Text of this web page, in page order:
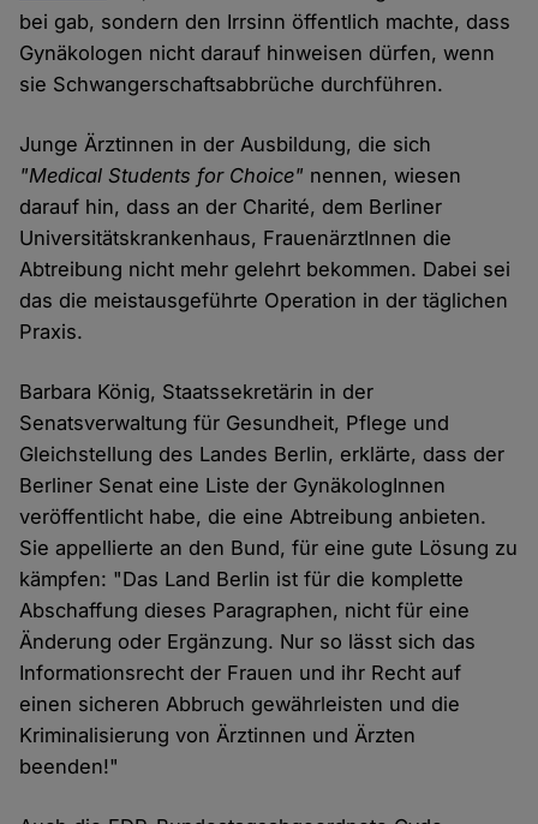
bei gab, sondern den Irrsinn öffentlich machte, dass
Gynäkologen nicht darauf hinweisen dürfen, wenn
sie Schwangerschaftsabbrüche durchführen.
Junge Ärztinnen in der Ausbildung, die sich
"Medical Students for Choice" nennen, wiesen
darauf hin, dass an der Charité, dem Berliner
Universitätskrankenhaus, FrauenärztInnen die
Abtreibung nicht mehr gelehrt bekommen. Dabei sei
das die meistausgeführte Operation in der täglichen
Praxis.
Barbara König, Staatssekretärin in der
Senatsverwaltung für Gesundheit, Pflege und
Gleichstellung des Landes Berlin, erklärte, dass der
Berliner Senat eine Liste der GynäkologInnen
veröffentlicht habe, die eine Abtreibung anbieten.
Sie appellierte an den Bund, für eine gute Lösung zu
kämpfen: "Das Land Berlin ist für die komplette
Abschaffung dieses Paragraphen, nicht für eine
Änderung oder Ergänzung. Nur so lässt sich das
Informationsrecht der Frauen und ihr Recht auf
einen sicheren Abbruch gewährleisten und die
Kriminalisierung von Ärztinnen und Ärzten
beenden!"